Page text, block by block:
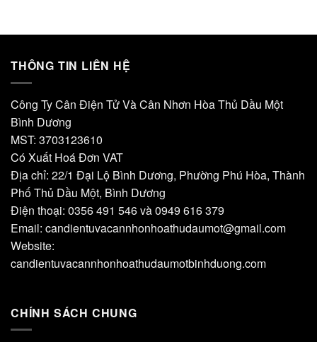
THÔNG TIN LIÊN HỆ
Công Ty Cân Điện Tử Và Cân Nhơn Hòa Thủ Dầu Một
Bình Dương
MST: 3703123610
Có Xuất Hoá Đơn VAT
Địa chỉ: 22/1 Đại Lộ Bình Dương, Phường Phú Hòa, Thành
Phố Thủ Dầu Một, Bình Dương
Điện thoại: 0356 491 546 và 0949 616 379
Email: candientuvacannhonhoathudaumot@gmail.com
Website:
candientuvacannhonhoathudaumotbinhduong.com
CHÍNH SÁCH CHUNG